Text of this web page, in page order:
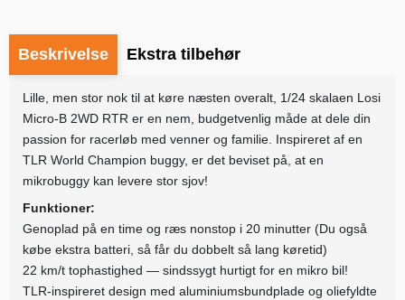
Beskrivelse Ekstra tilbehør
Lille, men stor nok til at køre næsten overalt, 1/24 skalaen Losi
Micro-B 2WD RTR er en nem, budgetvenlig måde at dele din
passion for racerløb med venner og familie. Inspireret af en
TLR World Champion buggy, er det beviset på, at en
mikrobuggy kan levere stor sjov!
Funktioner:
Genoplad på en time og ræs nonstop i 20 minutter (Du også
købe ekstra batteri, så får du dobbelt så lang køretid)
22 km/t tophastighed — sindssygt hurtigt for en mikro bil!
TLR-inspireret design med aluminiumsbundplade og oliefyldte